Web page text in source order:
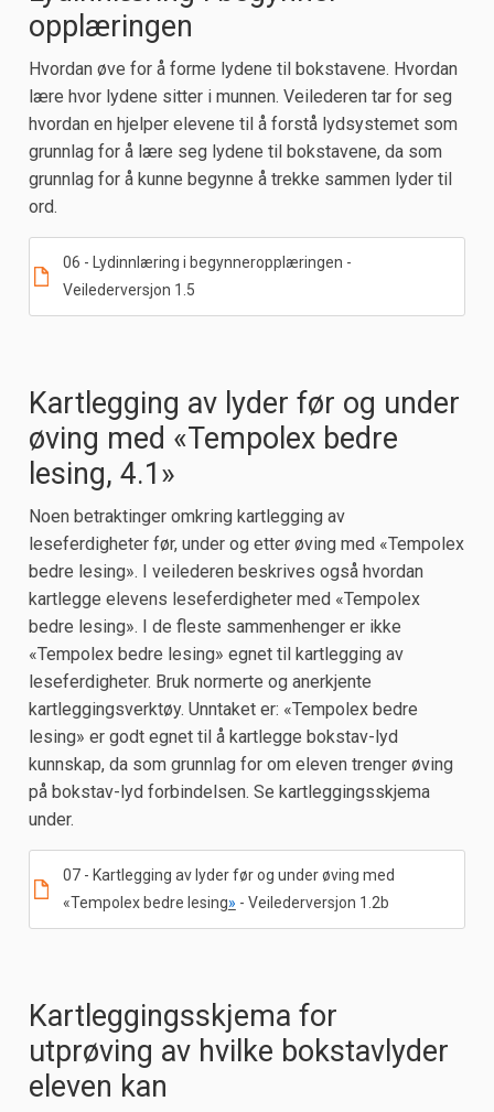
opplæringen
Hvordan øve for å forme lydene til bokstavene. Hvordan
lære hvor lydene sitter i munnen. Veilederen tar for seg
hvordan en hjelper elevene til å forstå lydsystemet som
grunnlag for å lære seg lydene til bokstavene, da som
grunnlag for å kunne begynne å trekke sammen lyder til
ord.
06 - Lydinnlæring i begynneropplæringen -
Veilederversjon 1.5
Kartlegging av lyder før og under
øving med «Tempolex bedre
lesing, 4.1»
Noen betraktinger omkring kartlegging av
leseferdigheter før, under og etter øving med «Tempolex
bedre lesing». I veilederen beskrives også hvordan
kartlegge elevens leseferdigheter med «Tempolex
bedre lesing». I de fleste sammenhenger er ikke
«Tempolex bedre lesing» egnet til kartlegging av
leseferdigheter. Bruk normerte og anerkjente
kartleggingsverktøy. Unntaket er: «Tempolex bedre
lesing» er godt egnet til å kartlegge bokstav-lyd
kunnskap, da som grunnlag for om eleven trenger øving
på bokstav-lyd forbindelsen. Se kartleggingsskjema
under.
07 - Kartlegging av lyder før og under øving med
«Tempolex bedre lesing» - Veilederversjon 1.2b
Kartleggingsskjema for
utprøving av hvilke bokstavlyder
eleven kan